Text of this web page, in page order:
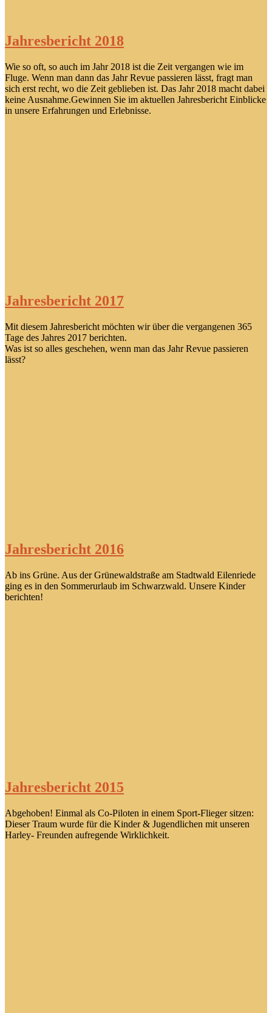
Jahresbericht 2018
Wie so oft, so auch im Jahr 2018 ist die Zeit vergangen wie im
Fluge. Wenn man dann das Jahr Revue passieren lässt, fragt man
sich erst recht, wo die Zeit geblieben ist. Das Jahr 2018 macht dabei
keine Ausnahme.Gewinnen Sie im aktuellen Jahresbericht Einblicke
in unsere Erfahrungen und Erlebnisse.
Jahresbericht 2017
Mit diesem Jahresbericht möchten wir über die vergangenen 365
Tage des Jahres 2017 berichten.
Was ist so alles geschehen, wenn man das Jahr Revue passieren
lässt?
Jahresbericht 2016
Ab ins Grüne. Aus der Grünewaldstraße am Stadtwald Eilenriede
ging es in den Sommerurlaub im Schwarzwald. Unsere Kinder
berichten!
Jahresbericht 2015
Abgehoben! Einmal als Co-Piloten in einem Sport-Flieger sitzen:
Dieser Traum wurde für die Kinder & Jugendlichen mit unseren
Harley- Freunden aufregende Wirklichkeit.